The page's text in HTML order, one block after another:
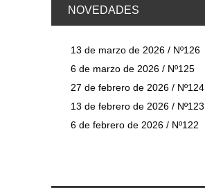
NOVEDADES
13 de marzo de 2026 / Nº126
6 de marzo de 2026 / Nº125
27 de febrero de 2026 / Nº124
13 de febrero de 2026 / Nº123
6 de febrero de 2026 / Nº122